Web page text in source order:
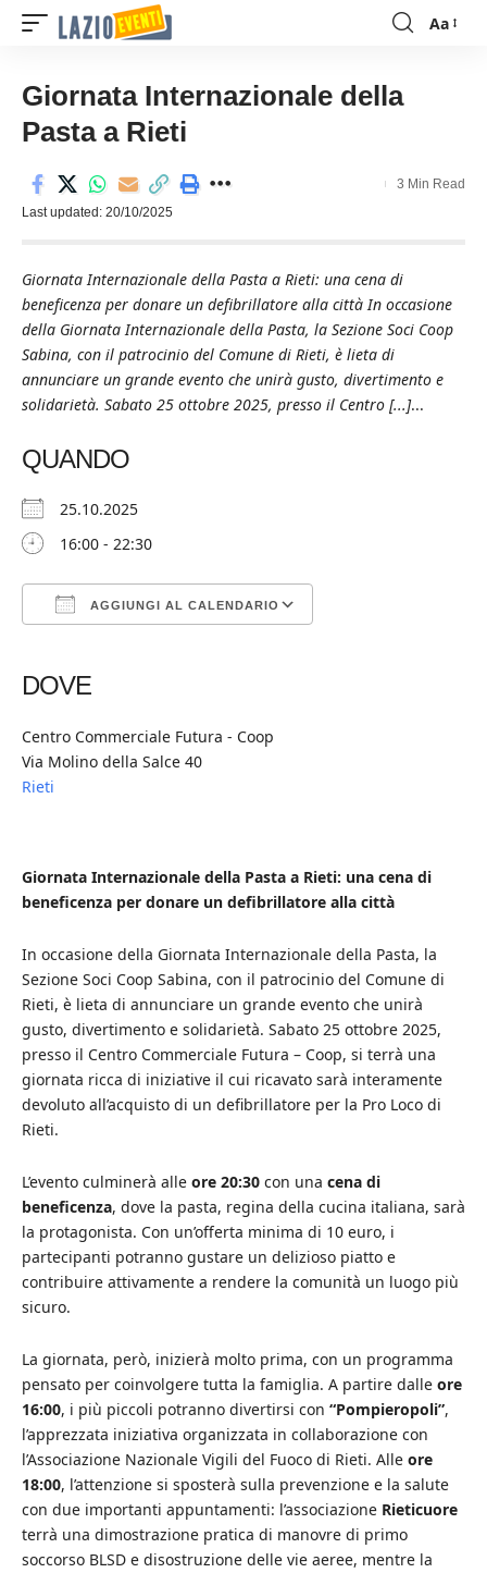
Font
Aa
Giornata Internazionale della
Pasta a Rieti
Last updated: 20/10/2025
3 Min Read
Giornata Internazionale della Pasta a Rieti: una cena di
beneficenza per donare un defibrillatore alla città In occasione
della Giornata Internazionale della Pasta, la Sezione Soci Coop
Sabina, con il patrocinio del Comune di Rieti, è lieta di
annunciare un grande evento che unirà gusto, divertimento e
solidarietà. Sabato 25 ottobre 2025, presso il Centro [...]...
QUANDO
25.10.2025
16:00 - 22:30
AGGIUNGI AL CALENDARIO
DOVE
Centro Commerciale Futura - Coop
Via Molino della Salce 40
Rieti
Giornata Internazionale della Pasta a Rieti: una cena di
beneficenza per donare un defibrillatore alla città
In occasione della Giornata Internazionale della Pasta, la
Sezione Soci Coop Sabina, con il patrocinio del Comune di
Rieti, è lieta di annunciare un grande evento che unirà
gusto, divertimento e solidarietà. Sabato 25 ottobre 2025,
presso il Centro Commerciale Futura – Coop, si terrà una
giornata ricca di iniziative il cui ricavato sarà interamente
devoluto all’acquisto di un defibrillatore per la Pro Loco di
Rieti.
L’evento culminerà alle ore 20:30 con una cena di
beneficenza, dove la pasta, regina della cucina italiana, sarà
la protagonista. Con un’offerta minima di 10 euro, i
partecipanti potranno gustare un delizioso piatto e
contribuire attivamente a rendere la comunità un luogo più
sicuro.
La giornata, però, inizierà molto prima, con un programma
pensato per coinvolgere tutta la famiglia. A partire dalle ore
16:00, i più piccoli potranno divertirsi con “Pompieropoli”,
l’apprezzata iniziativa organizzata in collaborazione con
l’Associazione Nazionale Vigili del Fuoco di Rieti. Alle ore
18:00, l’attenzione si sposterà sulla prevenzione e la salute
con due importanti appuntamenti: l’associazione Rieticuore
terrà una dimostrazione pratica di manovre di primo
soccorso BLSD e disostruzione delle vie aeree, mentre la